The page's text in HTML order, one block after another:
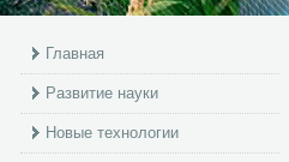
Главная
Развитие науки
Новые технологии